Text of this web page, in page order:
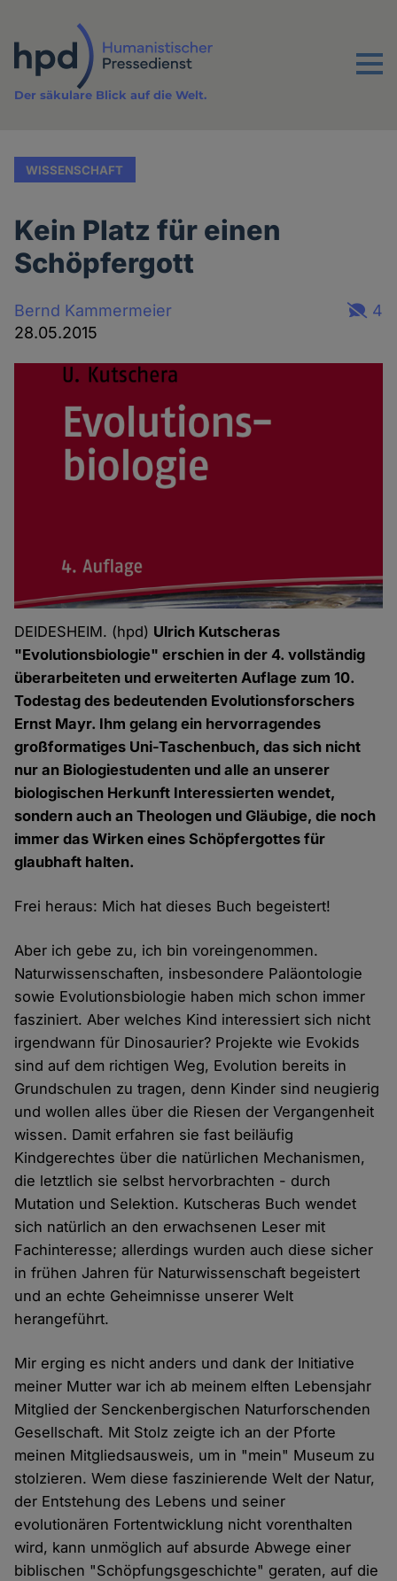
Inhalt
Menu
Der säkulare Blick auf die Welt.
WISSENSCHAFT
Kein Platz für einen
Schöpfergott
Bernd Kammermeier
28.05.2015
4
DEIDESHEIM. (hpd) Ulrich Kutscheras
"Evolutionsbiologie" erschien in der 4. vollständig
überarbeiteten und erweiterten Auflage zum 10.
Todestag des bedeutenden Evolutionsforschers
Ernst Mayr. Ihm gelang ein hervorragendes
großformatiges Uni-Taschenbuch, das sich nicht
nur an Biologiestudenten und alle an unserer
biologischen Herkunft Interessierten wendet,
sondern auch an Theologen und Gläubige, die noch
immer das Wirken eines Schöpfergottes für
glaubhaft halten.
Frei heraus: Mich hat dieses Buch begeistert!
Aber ich gebe zu, ich bin voreingenommen.
Naturwissenschaften, insbesondere Paläontologie
sowie Evolutionsbiologie haben mich schon immer
fasziniert. Aber welches Kind interessiert sich nicht
irgendwann für Dinosaurier? Projekte wie Evokids
sind auf dem richtigen Weg, Evolution bereits in
Grundschulen zu tragen, denn Kinder sind neugierig
und wollen alles über die Riesen der Vergangenheit
wissen. Damit erfahren sie fast beiläufig
Kindgerechtes über die natürlichen Mechanismen,
die letztlich sie selbst hervorbrachten - durch
Mutation und Selektion. Kutscheras Buch wendet
sich natürlich an den erwachsenen Leser mit
Fachinteresse; allerdings wurden auch diese sicher
in frühen Jahren für Naturwissenschaft begeistert
und an echte Geheimnisse unserer Welt
herangeführt.
Mir erging es nicht anders und dank der Initiative
meiner Mutter war ich ab meinem elften Lebensjahr
Mitglied der Senckenbergischen Naturforschenden
Gesellschaft. Mit Stolz zeigte ich an der Pforte
meinen Mitgliedsausweis, um in "mein" Museum zu
stolzieren. Wem diese faszinierende Welt der Natur,
der Entstehung des Lebens und seiner
evolutionären Fortentwicklung nicht vorenthalten
wird, kann unmöglich auf absurde Abwege einer
biblischen "Schöpfungsgeschichte" geraten, auf die